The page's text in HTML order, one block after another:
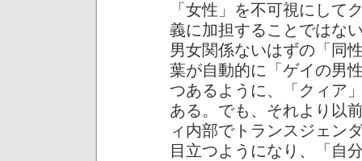
「女性」を不可視にして
義に加担することではな
男女関係ないはずの「同
葉が自動的に「ゲイの男
つあるように、「クィア
ある。でも、それより以
ィ内部でトランスジェン
目立つようになり、「自